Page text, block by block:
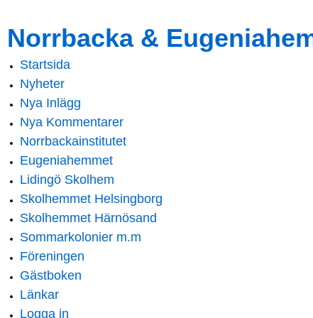
main
content
navigation
Norrbacka &
Main menu
Startsida
Nyheter
Nya Inlägg
Nya Kommentarer
Norrbackainstitutet
Eugeniahemmet
Lidingö Skolhem
Skolhemmet Helsingborg
Skolhemmet Härnösand
Sommarkolonier m.m
Föreningen
Gästboken
Länkar
Logga in